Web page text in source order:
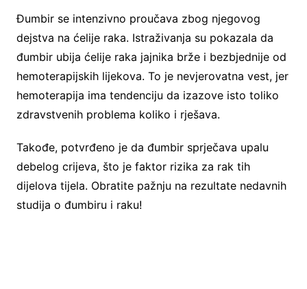
Đumbir se intenzivno proučava zbog njegovog
dejstva na ćelije raka. Istraživanja su pokazala da
đumbir ubija ćelije raka jajnika brže i bezbjednije od
hemoterapijskih lijekova. To je nevjerovatna vest, jer
hemoterapija ima tendenciju da izazove isto toliko
zdravstvenih problema koliko i rješava.
Takođe, potvrđeno je da đumbir sprječava upalu
debelog crijeva, što je faktor rizika za rak tih
dijelova tijela. Obratite pažnju na rezultate nedavnih
studija o đumbiru i raku!